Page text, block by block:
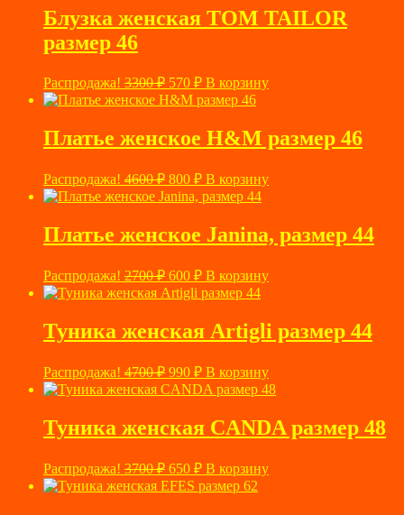
1600 ₽.
Блузка женская TOM TAILOR
размер 46
Распродажа! 3300₽ Первоначальная
цена
составляла
3300 ₽.
570 ₽Текущая
цена:
В корзину
Платье женское H&M размер 46
Распродажа! 4600₽ Первоначальная
цена
составляла
4600 ₽.
800 ₽Текущая
цена:
В корзину
Платье женское Janina, размер 44
Распродажа! 2700₽ Первоначальная
цена
составляла
600 ₽Текущая
цена:
В корзину
Туника женская Artigli размер 44
Распродажа! 4700₽ Первоначальная
цена
составляла
990 ₽Текущая
цена:
В корзину
Туника женская CANDA размер 48
Распродажа! 3700₽ Первоначальная
цена
составляла
650 ₽Текущая
цена:
В корзину